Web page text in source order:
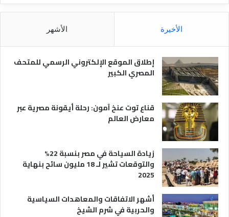
ا
ل
ر
ة
ق
و
الأخيرة الأشهر
إطلاق الموقع الإلكتروني الرسمي للمتحف
المصري الكبير
قناع توت عنخ آمون: رحلة أيقونة مصرية عبر
معارض العالم
زيادة السياحة في مصر بنسبة 22%
والتوقعات تشير لـ 18 مليون سائح بنهاية
2025
أشهر الاتفاقات والمعاهدات السياسية
والحربية في شرم الشيخ